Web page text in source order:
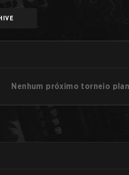
Nenhum próximo torneio